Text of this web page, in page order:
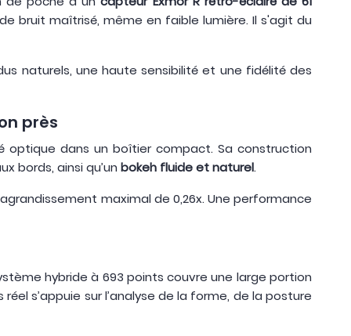
bruit maîtrisé, même en faible lumière. Il s'agit du
naturels, une haute sensibilité et une fidélité des
près
optique dans un boîtier compact. Sa construction
bords, ainsi qu’un bokeh fluide et naturel.
maximal de 0,26x. Une performance
hybride à 693 points couvre une large portion
réel s’appuie sur l’analyse de la forme, de la posture